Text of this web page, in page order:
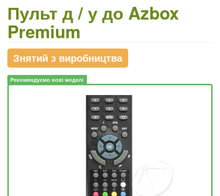
Пульт д / у до Azbox
Premium
Знятий з виробництва
Рекомендуємо нові моделі